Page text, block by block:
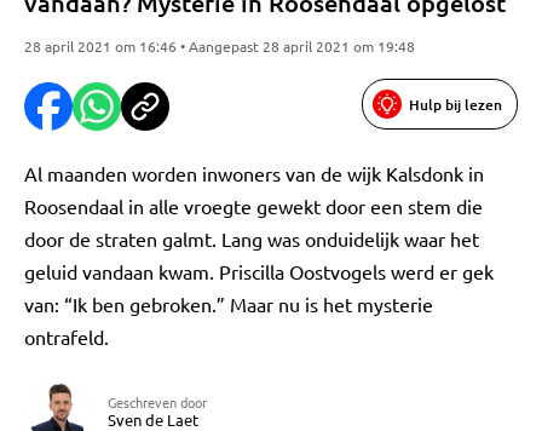
28 april 2021 om 16:46 • Aangepast 28 april 2021 om 19:48
Hulp bij lezen
Al maanden worden inwoners van de wijk Kalsdonk in
Roosendaal in alle vroegte gewekt door een stem die
door de straten galmt. Lang was onduidelijk waar het
geluid vandaan kwam. Priscilla Oostvogels werd er gek
van: “Ik ben gebroken.” Maar nu is het mysterie
ontrafeld.
Geschreven door
Sven de Laet